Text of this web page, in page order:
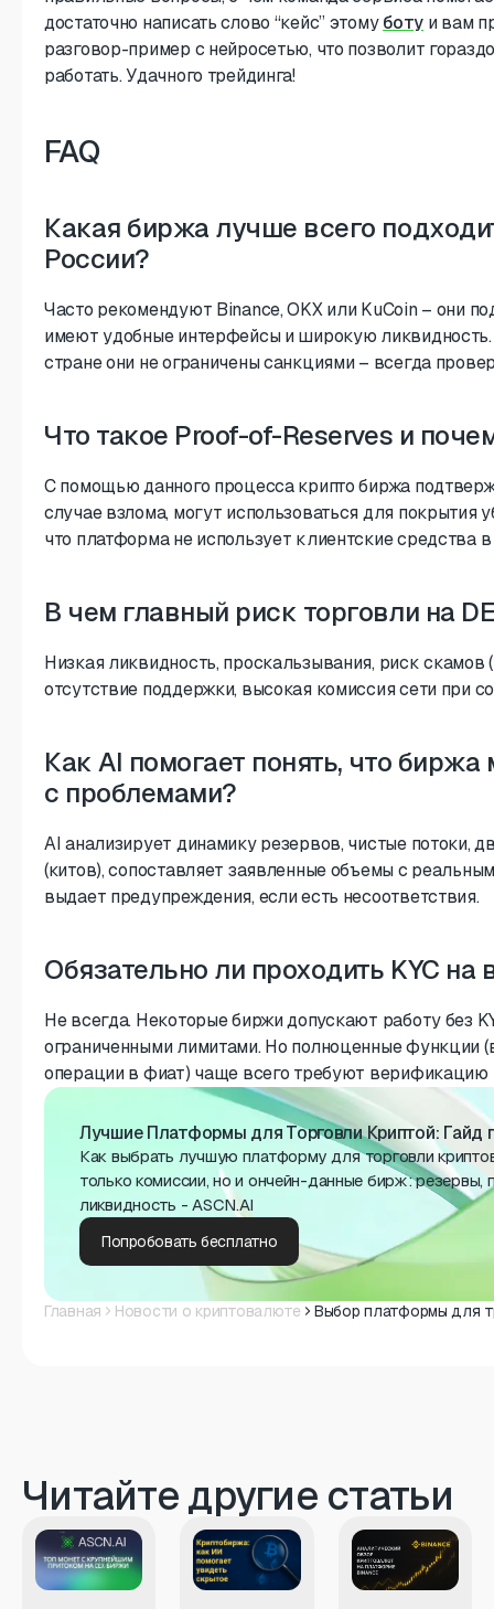
достаточно написать слово “кейс” этомуботуи вам
разговор-пример с нейросетью, что позволит
работать. Удачного трейдинга!
FAQ
Какая биржа лучше всего
России?
Часто рекомендуют Binance, OKX или KuCoin – они
имеют удобные интерфейсы и широкую
стране они не ограничены санкциями – всегда
Что такое Proof-of-Reserves и
С помощью данного процесса крипто биржа
случае взлома, могут использоваться для покрытия
что платформа не использует клиентские средства
В чем главный риск торговли на
Низкая ликвидность, проскальзывания, риск скамов
отсутствие поддержки, высокая комиссия сети при
Как AI помогает понять, что биржа
с проблемами?
AI анализирует динамику резервов, чистые потоки,
(китов), сопоставляет заявленные объемы с
выдает предупреждения, если есть несоответствия.
Обязательно ли проходить KYC на
Не всегда. Некоторые биржи допускают работу без
ограниченными лимитами. Но полноценные функции
операции в фиат) чаще всего требуют верификацию
Лучшие Платформы для Торговли Криптой: Гайд
Как выбрать лучшую платформу для торговли
только комиссии, но и ончейн-данные бирж: резервы,
ликвидность - ASCN.AI
Попробовать бесплатно
Главная Новости о криптовалюте Выбор платформы для
Читайте другие статьи